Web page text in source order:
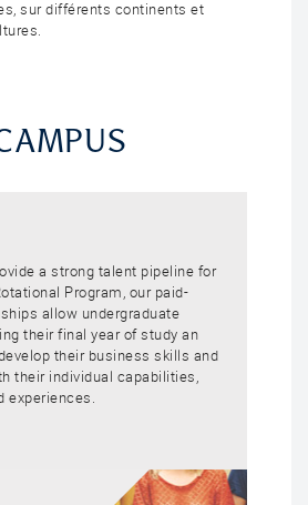
sur différents continents et
a strong talent pipeline for
Program, our paid-
allow undergraduate
their final year of study an
their business skills and
their individual capabilities,
experiences.